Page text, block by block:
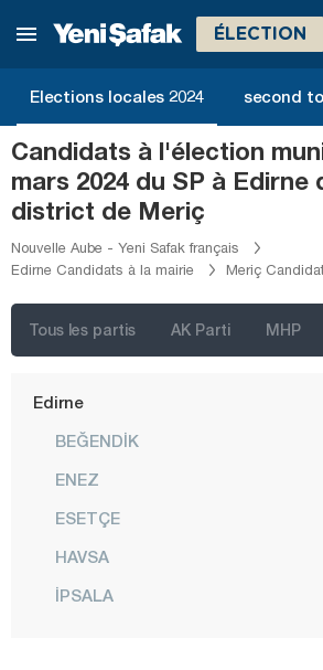
ÉLECTION
Elections locales 2024 second
Candidats à l'élection
mars 2024 du SP à Edirne
district de Meriç
Nouvelle Aube - Yeni Safak français
Edirne Candidats à la mairie
Meriç
Tous les partis AK Parti MHP
Bolu
Bursa
Çanakkale
Çankırı
Çorum
Denizli
Düzce
Edirne
BEĞENDİK
ENEZ
ESETÇE
HAVSA
İPSALA